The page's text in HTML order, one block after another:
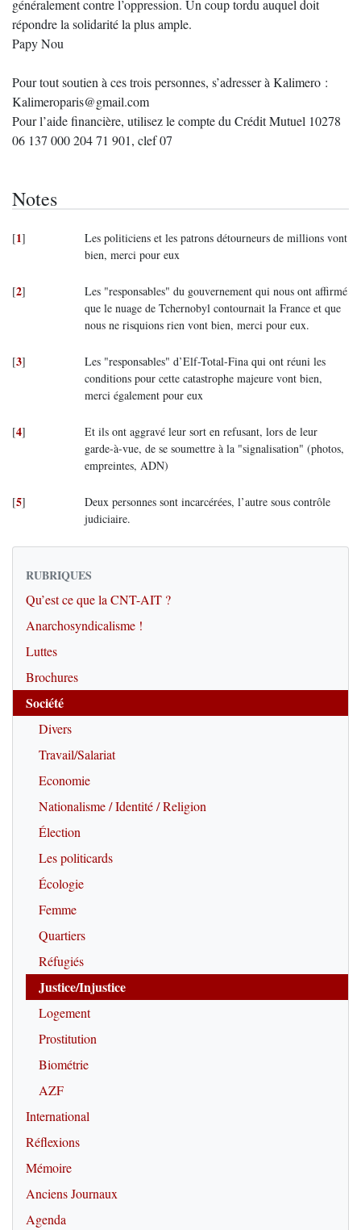
généralement contre l’oppression. Un coup tordu auquel doit
répondre la solidarité la plus ample.
Papy Nou
Pour tout soutien à ces trois personnes, s’adresser à Kalimero :
Kalimeroparis@gmail.com
Pour l’aide financière, utilisez le compte du Crédit Mutuel 10278
06 137 000 204 71 901, clef 07
Notes
[1]
Les politiciens et les patrons détourneurs de millions vont
bien, merci pour eux
[2]
Les "responsables" du gouvernement qui nous ont affirmé
que le nuage de Tchernobyl contournait la France et que
nous ne risquions rien vont bien, merci pour eux.
[3]
Les "responsables" d’Elf-Total-Fina qui ont réuni les
conditions pour cette catastrophe majeure vont bien,
merci également pour eux
[4]
Et ils ont aggravé leur sort en refusant, lors de leur
garde-à-vue, de se soumettre à la "signalisation" (photos,
empreintes, ADN)
[5]
Deux personnes sont incarcérées, l’autre sous contrôle
judiciaire.
RUBRIQUES
Qu’est ce que la CNT-AIT ?
Anarchosyndicalisme !
Luttes
Brochures
Société
Divers
Travail/Salariat
Economie
Nationalisme / Identité / Religion
Élection
Les politicards
Écologie
Femme
Quartiers
Réfugiés
Justice/Injustice
Logement
Prostitution
Biométrie
AZF
International
Réflexions
Mémoire
Anciens Journaux
Agenda